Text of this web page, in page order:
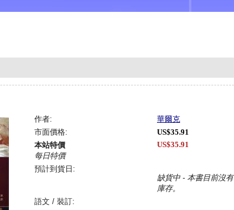
作者:
華爾克
市面價格:
US$35.91
本站特價
每日特價
US$35.91
預計到貨日:
缺貨中 - 本書目前沒有
庫存。
語文 / 裝訂: